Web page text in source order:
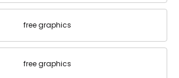
free graphics
free graphics